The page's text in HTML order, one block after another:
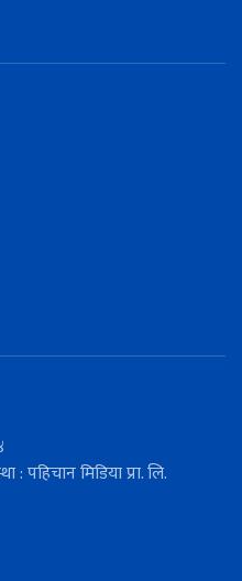
मिडिया प्रा. लि.